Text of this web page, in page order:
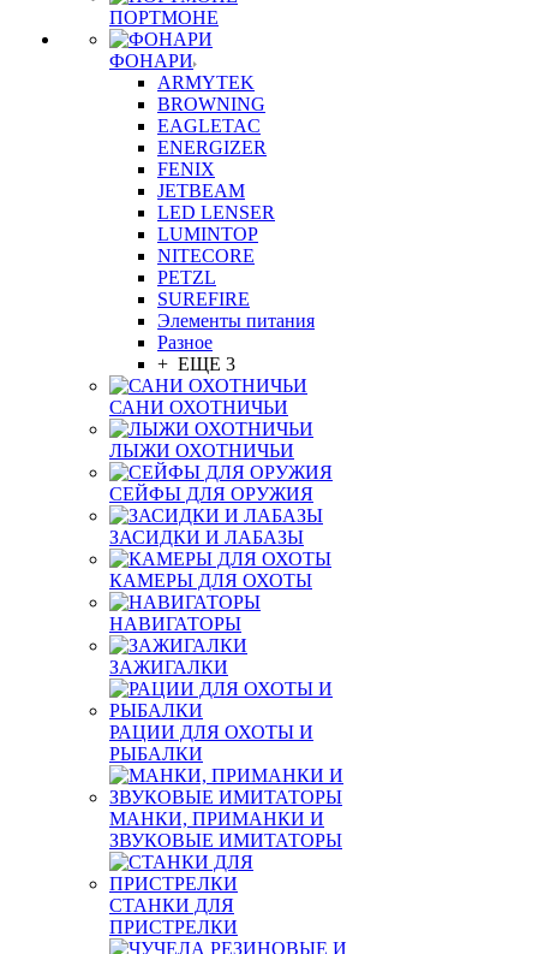
ПОРТМОНЕ
ФОНАРИ
ARMYTEK
BROWNING
EAGLETAC
ENERGIZER
FENIX
JETBEAM
LED LENSER
LUMINTOP
NITECORE
PETZL
SUREFIRE
Элементы питания
Разное
+ ЕЩЕ 3
САНИ ОХОТНИЧЬИ
ЛЫЖИ ОХОТНИЧЬИ
СЕЙФЫ ДЛЯ ОРУЖИЯ
ЗАСИДКИ И ЛАБАЗЫ
КАМЕРЫ ДЛЯ ОХОТЫ
НАВИГАТОРЫ
ЗАЖИГАЛКИ
РАЦИИ ДЛЯ ОХОТЫ И
РЫБАЛКИ
МАНКИ, ПРИМАНКИ И
ЗВУКОВЫЕ ИМИТАТОРЫ
СТАНКИ ДЛЯ
ПРИСТРЕЛКИ